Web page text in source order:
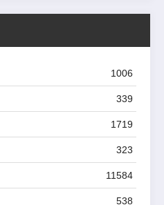
1006
339
1719
323
11584
538